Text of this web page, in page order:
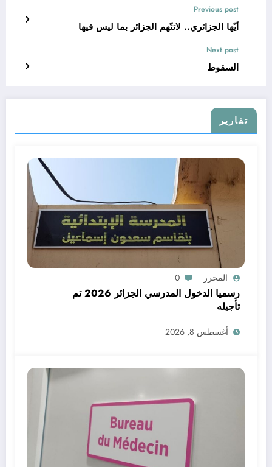
Previous post
أيّها الجزائري.. لاتتّهم الجزائر بما ليس فيها
Next post
السقوط
تقارير
المحرر 0
رسميا الدخول المدرسي الجزائر 2026 تم
تأجيله
أغسطس 8, 2026